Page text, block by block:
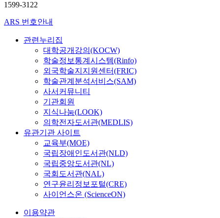
1599-3122
ARS 번호안내
관련누리집
대학공개강의(KOCW)
학술정보통계시스템(Rinfo)
외국학술지지원센터(FRIC)
학술관계분석서비스(SAM)
사서커뮤니티
기관회원
지식나눔(LOOK)
의학전자도서관(MEDLIS)
유관기관 사이트
교육부(MOE)
국립장애인도서관(NLD)
국립중앙도서관(NL)
국회도서관(NAL)
연구윤리정보포털(CRE)
사이언스온 (ScienceON)
이용약관